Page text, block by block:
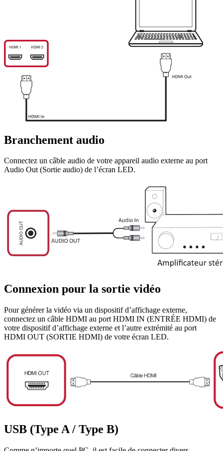
Branchement audio
Connectez un câble audio de votre appareil audio externe au port
Audio Out (Sortie audio) de l’écran LED.
Connexion pour la sortie vidéo
Pour générer la vidéo via un dispositif d’affichage externe,
connectez un câble HDMI au port HDMI IN (ENTRÉE HDMI) de
votre dispositif d’affichage externe et l’autre extrémité au port
HDMI OUT (SORTIE HDMI) de votre écran LED.
USB (Type A / Type B)